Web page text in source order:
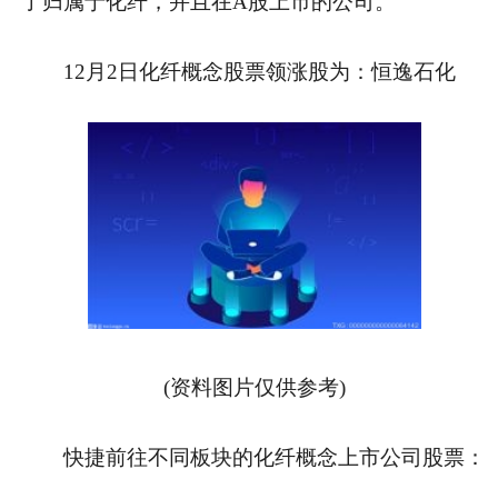
12月2日化纤概念股票领涨股为：恒逸石化
(资料图片仅供参考)
快捷前往不同板块的化纤概念上市公司股票：